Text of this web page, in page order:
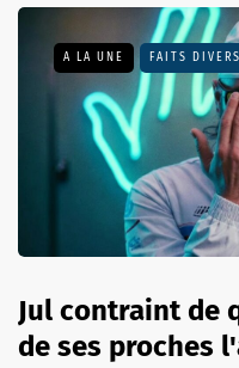
A LA UNE FAITS DIVERS
Jul contraint de
de ses proches